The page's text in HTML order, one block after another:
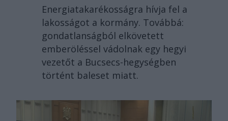
Energiatakarékosságra hívja fel a
lakosságot a kormány. Továbbá:
gondatlanságból elkövetett
emberöléssel vádolnak egy hegyi
vezetőt a Bucsecs-hegységben
történt baleset miatt.